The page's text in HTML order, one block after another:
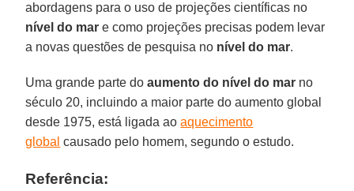
abordagens para o uso de projeções científicas no
nível do mar e como projeções precisas podem levar
a novas questões de pesquisa no nível do mar.
Uma grande parte doaumento do nível do mar no
século 20, incluindo a maior parte do aumento global
desde 1975, está ligada aoaquecimento
global causado pelo homem, segundo o estudo.
Referência: